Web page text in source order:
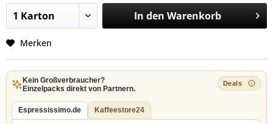
In den Warenkorb
Merken
Kein Großverbraucher?
Einzelpacks direkt von Partnern.
Espressissimo.de Kaffeestore24